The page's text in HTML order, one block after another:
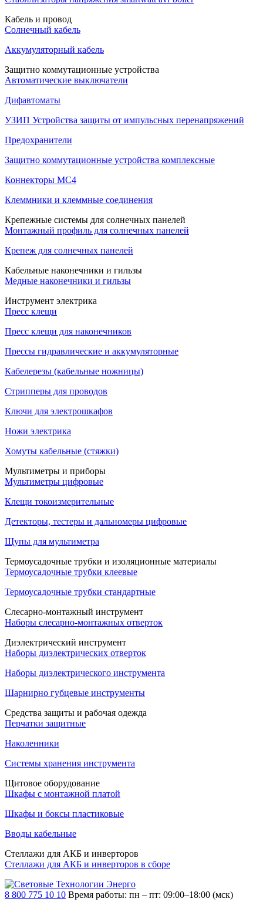
Кабель и провод
Солнечный кабель
Аккумуляторный кабель
Защитно коммутационные устройства
Автоматические выключатели
Дифавтоматы
УЗИП Устройства защиты от импульсных перенапряжений
Предохранители
Защитно коммутационные устройства комплексные
Коннекторы MC4
Клеммники и клеммные соединения
Крепежные системы для солнечных панелей
Монтажный профиль для солнечных панелей
Крепеж для солнечных панелей
Кабельные наконечники и гильзы
Медные наконечники и гильзы
Инструмент электрика
Пресс клещи
Пресс клещи для наконечников
Прессы гидравлические и аккумуляторные
Кабелерезы (кабельные ножницы)
Стрипперы для проводов
Ключи для электрошкафов
Ножи электрика
Хомуты кабельные (стяжки)
Мультиметры и приборы
Мультиметры цифровые
Клещи токоизмерительные
Детекторы, тестеры и дальномеры цифровые
Щупы для мультиметра
Термоусадочные трубки и изоляционные материалы
Термоусадочные трубки клеевые
Термоусадочные трубки стандартные
Слесарно-монтажный инструмент
Наборы слесарно-монтажных отверток
Диэлектрический инструмент
Наборы диэлектрических отверток
Наборы диэлектрического инструмента
Шарнирно губцевые инструменты
Средства защиты и рабочая одежда
Перчатки защитные
Наколенники
Системы хранения инструмента
Щитовое оборудование
Шкафы с монтажной платой
Шкафы и боксы пластиковые
Вводы кабельные
Стеллажи для АКБ и инверторов
Стеллажи для АКБ и инверторов в сборе
8 800 775 10 10 Время работы: пн – пт: 09:00–18:00 (мск)